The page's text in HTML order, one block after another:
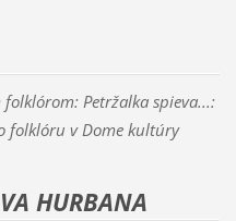
folklórom: Petržalka spieva...:
folklóru v Dome kultúry
HURBANA